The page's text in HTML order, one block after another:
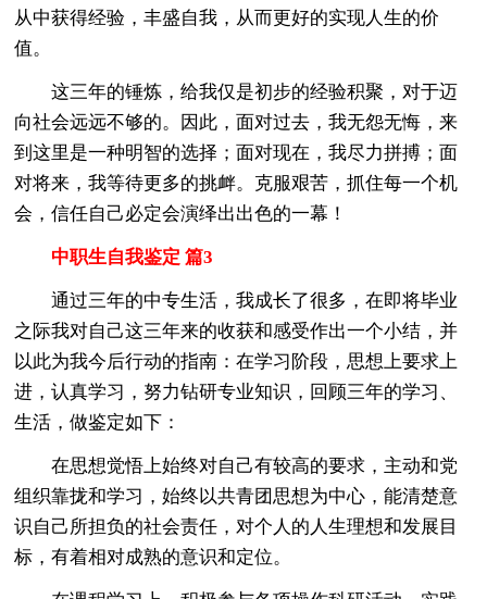
从中获得经验，丰盛自我，从而更好的实现人生的价
值。
这三年的锤炼，给我仅是初步的经验积聚，对于迈
向社会远远不够的。因此，面对过去，我无怨无悔，来
到这里是一种明智的选择；面对现在，我尽力拼搏；面
对将来，我等待更多的挑衅。克服艰苦，抓住每一个机
会，信任自己必定会演绎出出色的一幕！
中职生自我鉴定 篇3
通过三年的中专生活，我成长了很多，在即将毕业
之际我对自己这三年来的收获和感受作出一个小结，并
以此为我今后行动的指南：在学习阶段，思想上要求上
进，认真学习，努力钻研专业知识，回顾三年的学习、
生活，做鉴定如下：
在思想觉悟上始终对自己有较高的要求，主动和党
组织靠拢和学习，始终以共青团思想为中心，能清楚意
识自己所担负的社会责任，对个人的人生理想和发展目
标，有着相对成熟的意识和定位。